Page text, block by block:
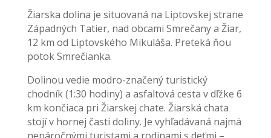
Žiarska dolina je situovaná na Liptovskej strane
Západných Tatier, nad obcami Smrečany a Žiar,
12 km od Liptovského Mikuláša. Preteká ňou
potok Smrečianka.
Dolinou vedie modro-značený turistický
chodník (1:30 hodiny) a asfaltová cesta v dľžke 6
km končiaca pri Žiarskej chate. Žiarská chata
stojí v hornej časti doliny. Je vyhľadávaná najmä